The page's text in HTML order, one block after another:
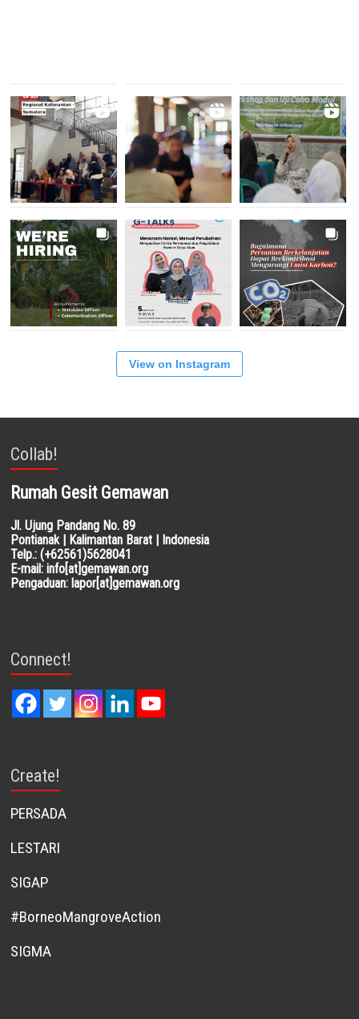
View on Instagram
Collab!
Rumah Gesit Gemawan
Jl. Ujung Pandang No. 89
Pontianak | Kalimantan Barat | Indonesia
Telp.: (+62561)5628041
E-mail: info[at]gemawan.org
Pengaduan: lapor[at]gemawan.org
Connect!
Create!
PERSADA
LESTARI
SIGAP
#BorneoMangroveAction
SIGMA